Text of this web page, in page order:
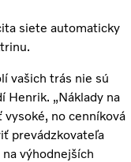
siete automaticky
vašich trás nie sú
Henrik. „Náklady na
no cenníková
prevádzkovateľa
výhodnejších